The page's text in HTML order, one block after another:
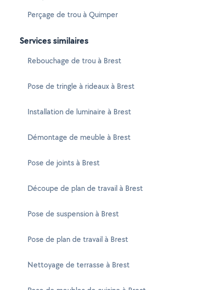
Perçage de trou à Quimper
Services similaires
Rebouchage de trou à Brest
Pose de tringle à rideaux à Brest
Installation de luminaire à Brest
Démontage de meuble à Brest
Pose de joints à Brest
Découpe de plan de travail à Brest
Pose de suspension à Brest
Pose de plan de travail à Brest
Nettoyage de terrasse à Brest